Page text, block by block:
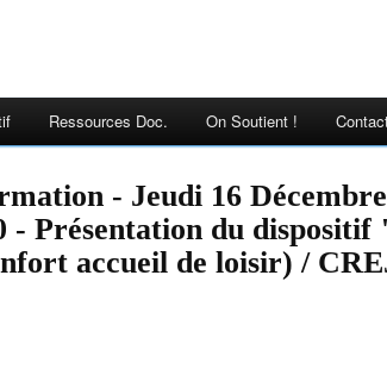
Ressources Doc. On Soutient !
- Jeudi 16
- Présentation du
accueil de loisir) /